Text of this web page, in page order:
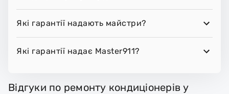
Які гарантії надають майстри?
Які гарантії надає Master911?
Відгуки по ремонту кондиціонерів у